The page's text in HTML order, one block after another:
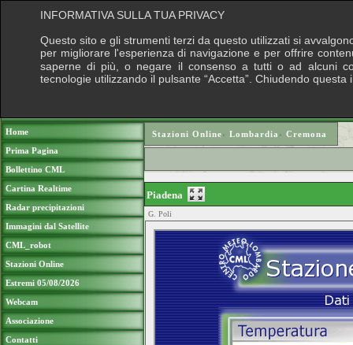
Home
Prima Pagina
Bollettino CML
Cartina Realtime
Radar precipitazioni
Immagini dal Satellite
CML_robot
Stazioni Online
Estremi 05/08/2026
Webcam
Associazione
Contatti
Stazioni Online› Lombardia › Cremona
Piadena
G. Poli
INFORMATIVA SULLA TUA PRIVACY
Questo sito e gli strumenti terzi da questo utilizzati si
per migliorare l'esperienza di navigazione e per offrire
saperne di più, o negare il consenso a tutti o ad alcuni
tecnologie utilizzando il pulsante “Accetta”. Chiudendo